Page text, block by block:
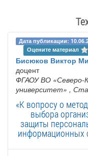
Дата публикации:
Оцените материал
Бисюков Виктор
доцент
ФГАОУ ВО «Северо-
университет» ,
«К вопросу о
выбора
защиты
информационных